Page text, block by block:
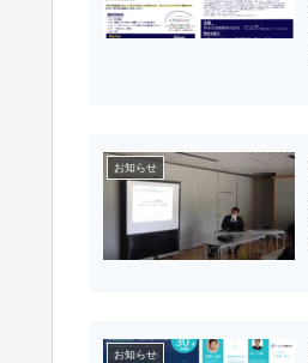
お知らせ
お知らせ